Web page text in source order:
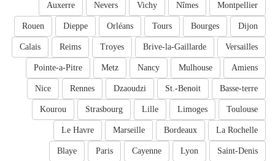
Montpellier
Nîmes
Vichy
Nevers
Auxerre
Dijon
Bourges
Tours
Orléans
Dieppe
Rouen
Versailles
Brive-la-Gaillarde
Troyes
Reims
Calais
Amiens
Mulhouse
Nancy
Metz
Pointe-a-Pitre
Basse-terre
St.-Benoit
Dzaoudzi
Rennes
Nice
Toulouse
Limoges
Lille
Strasbourg
Kourou
La Rochelle
Bordeaux
Marseille
Le Havre
Saint-Denis
Lyon
Cayenne
Paris
Blaye